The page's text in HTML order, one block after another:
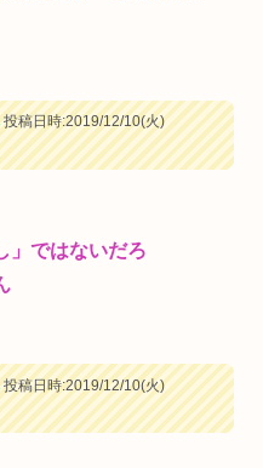
投稿日時:2019/12/10(火)
」ではないだろ
投稿日時:2019/12/10(火)